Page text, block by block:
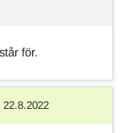
för.
22.8.2022